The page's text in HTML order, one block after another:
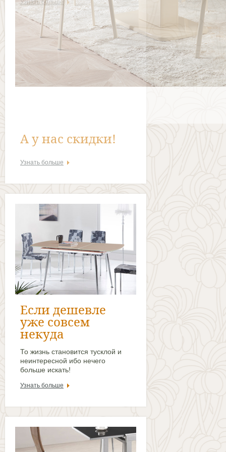
А у нас скидки!
Узнать больше
Если дешевле
уже совсем
некуда
То жизнь становится тусклой и
неинтересной ибо нечего
больше искать!
Узнать больше